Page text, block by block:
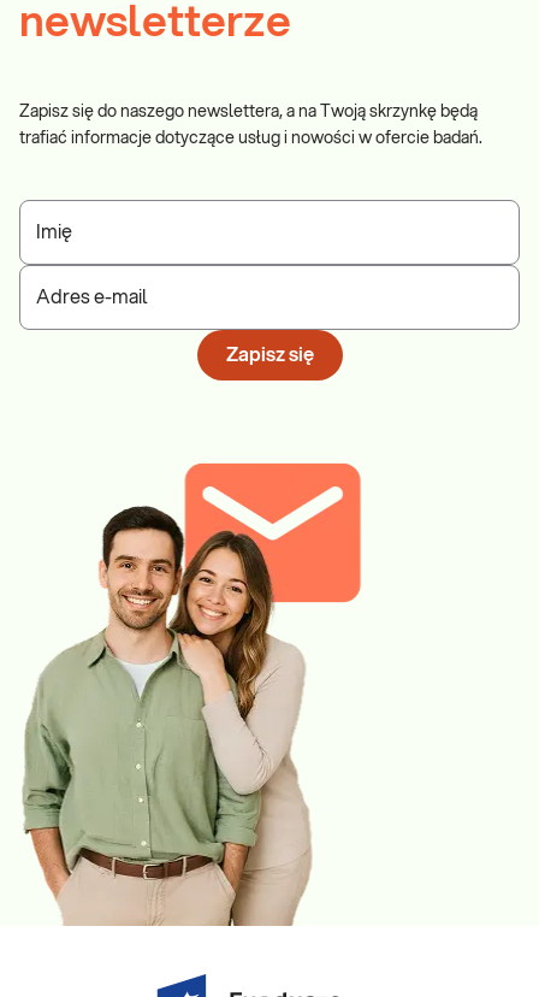
newsletterze
Zapisz się do naszego newslettera, a na Twoją skrzynkę będą
trafiać informacje dotyczące usług i nowości w ofercie badań.
Imię
Adres e-mail
Zapisz się